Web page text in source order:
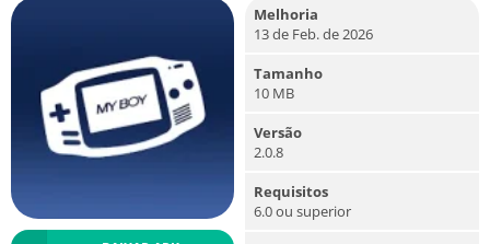
Melhoria
13 de Feb. de 2026
Tamanho
10 MB
Versão
2.0.8
Requisitos
6.0 ou superior